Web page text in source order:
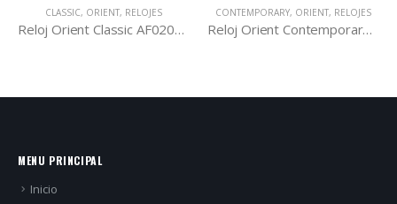
CLASSIC, ORIENT, RELOJES
Reloj Orient Classic AF02005S
CONTEMPORARY, ORIENT, RELOJES
Reloj Orient Contemporary DA02001W
MENU PRINCIPAL
Inicio